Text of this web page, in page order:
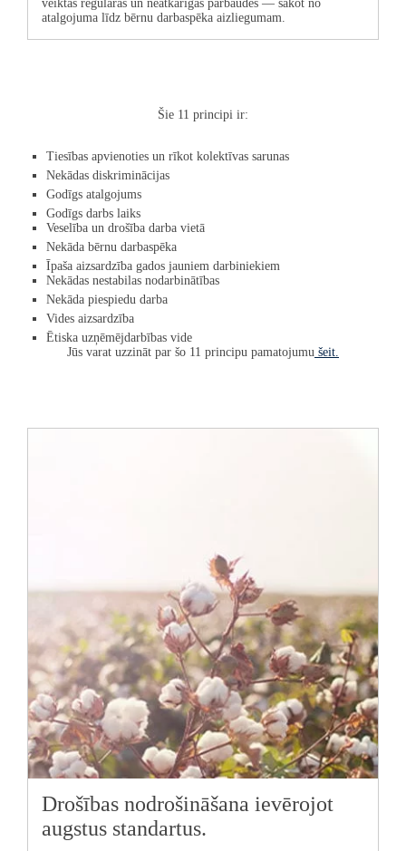
veiktas regulāras un neatkarīgas pārbaudes — sākot no
atalgojuma līdz bērnu darbaspēka aizliegumam.
Šie 11 principi ir:
Tiesības apvienoties un rīkot kolektīvas sarunas
Nekādas diskriminācijas
Godīgs atalgojums
Godīgs darbs laiks
Veselība un drošība darba vietā
Nekāda bērnu darbaspēka
Īpaša aizsardzība gados jauniem darbiniekiem
Nekādas nestabilas nodarbinātības
Nekāda piespiedu darba
Vides aizsardzība
Ētiska uzņēmējdarbības vide
Jūs varat uzzināt par šo 11 principu pamatojumu šeit.
Drošības nodrošināšana ievērojot
augstus standartus.